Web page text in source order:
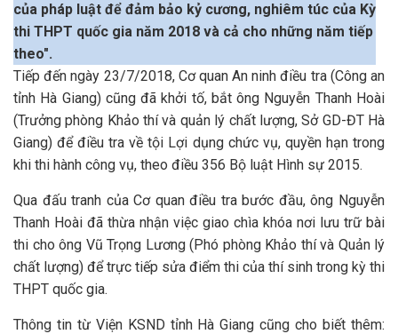
của pháp luật để đảm bảo kỷ cương, nghiêm túc của Kỳ
thi THPT quốc gia năm 2018 và cả cho những năm tiếp
theo".
Tiếp đến ngày 23/7/2018, Cơ quan An ninh điều tra (Công an
tỉnh Hà Giang) cũng đã khởi tố, bắt ông Nguyễn Thanh Hoài
(Trưởng phòng Khảo thí và quản lý chất lượng, Sở GD-ĐT Hà
Giang) để điều tra về tội Lợi dụng chức vụ, quyền hạn trong
khi thi hành công vụ, theo điều 356 Bộ luật Hình sự 2015.
Qua đấu tranh của Cơ quan điều tra bước đầu, ông Nguyễn
Thanh Hoài đã thừa nhận việc giao chìa khóa nơi lưu trữ bài
thi cho ông Vũ Trọng Lương (Phó phòng Khảo thí và Quản lý
chất lượng) để trực tiếp sửa điểm thi của thí sinh trong kỳ thi
THPT quốc gia.
Thông tin từ Viện KSND tỉnh Hà Giang cũng cho biết thêm: